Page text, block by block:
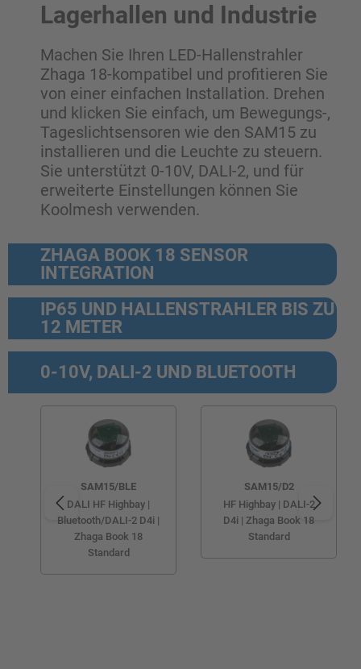
Lagerhallen und Industrie
Machen Sie Ihren LED-Hallenstrahler
Zhaga 18-kompatibel und profitieren Sie
von einer einfachen Installation. Drehen
und klicken Sie einfach, um Bewegungs-,
Tageslichtsensoren wie den SAM15 zu
installieren und die Leuchte zu steuern.
Sie unterstützt 0-10V, DALI-2, und für
erweiterte Einstellungen können Sie
Koolmesh verwenden.
ZHAGA BOOK 18 SENSOR
INTEGRATION
IP65 UND HALLENSTRAHLER BIS ZU
12 METER
0-10V, DALI-2 UND BLUETOOTH
SAM15/BLE
DALI HF Highbay |
Bluetooth/DALI-2 D4i |
Zhaga Book 18
Standard
SAM15/D2
HF Highbay | DALI-2
D4i | Zhaga Book 18
Standard